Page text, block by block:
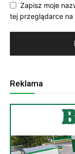
Zapisz moje
tej przeglądarce
Reklama